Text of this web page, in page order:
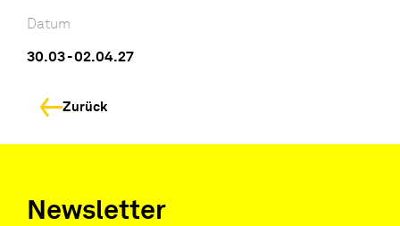
Datum
30.03 - 02.04.27
Zurück
Newsletter